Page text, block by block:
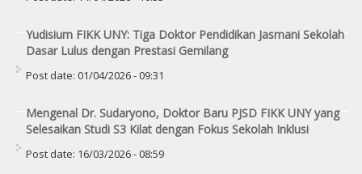
Yudisium FIKK UNY: Tiga Doktor Pendidikan Jasmani Sekolah
Dasar Lulus dengan Prestasi Gemilang
Post date: 01/04/2026 - 09:31
Mengenal Dr. Sudaryono, Doktor Baru PJSD FIKK UNY yang
Selesaikan Studi S3 Kilat dengan Fokus Sekolah Inklusi
Post date: 16/03/2026 - 08:59